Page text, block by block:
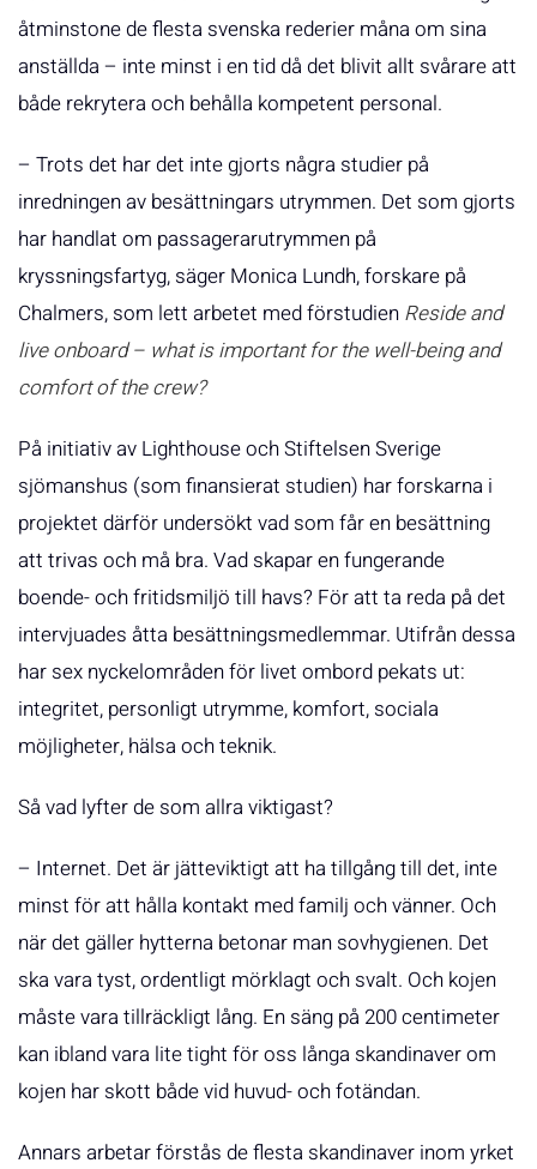
åtminstone de flesta svenska rederier måna om sina
anställda – inte minst i en tid då det blivit allt svårare att
både rekrytera och behålla kompetent personal.
– Trots det har det inte gjorts några studier på
inredningen av besättningars utrymmen. Det som gjorts
har handlat om passagerarutrymmen på
kryssningsfartyg, säger Monica Lundh, forskare på
Chalmers, som lett arbetet med förstudien Reside and
live onboard – what is important for the well-being and
comfort of the crew?
På initiativ av Lighthouse och Stiftelsen Sverige
sjömanshus (som finansierat studien) har forskarna i
projektet därför undersökt vad som får en besättning
att trivas och må bra. Vad skapar en fungerande
boende- och fritidsmiljö till havs? För att ta reda på det
intervjuades åtta besättningsmedlemmar. Utifrån dessa
har sex nyckelområden för livet ombord pekats ut:
integritet, personligt utrymme, komfort, sociala
möjligheter, hälsa och teknik.
Så vad lyfter de som allra viktigast?
– Internet. Det är jätteviktigt att ha tillgång till det, inte
minst för att hålla kontakt med familj och vänner. Och
när det gäller hytterna betonar man sovhygienen. Det
ska vara tyst, ordentligt mörklagt och svalt. Och kojen
måste vara tillräckligt lång. En säng på 200 centimeter
kan ibland vara lite tight för oss långa skandinaver om
kojen har skott både vid huvud- och fotändan.
Annars arbetar förstås de flesta skandinaver inom yrket